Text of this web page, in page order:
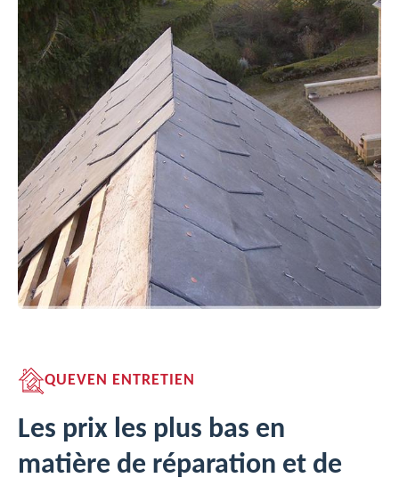
QUEVEN ENTRETIEN
Les prix les plus bas en
matière de réparation et de